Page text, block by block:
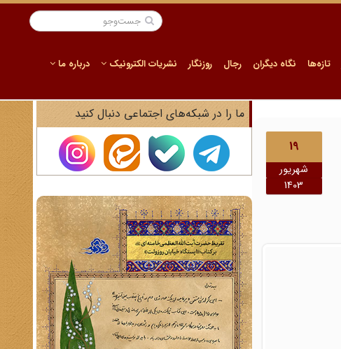
تازه‌ها نگاه دیگران رجال روزنگار نشریات الکترونیک درباره ما
19
شهریور
1403
ما را در شبکه‌های اجتماعی دنبال کنید